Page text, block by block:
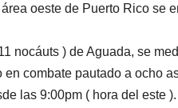
oeste de Puerto Rico se
nocáuts ) de Aguada, se
en combate pautado a ocho
las 9:00pm ( hora del este ).